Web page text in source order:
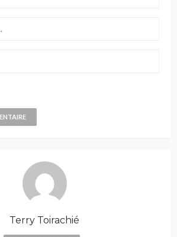
Terry Toirachié